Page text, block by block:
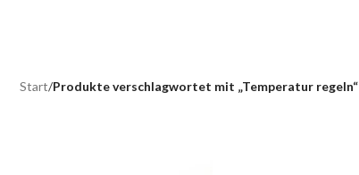
Start/Produkte verschlagwortet mit „Temperatur regeln“